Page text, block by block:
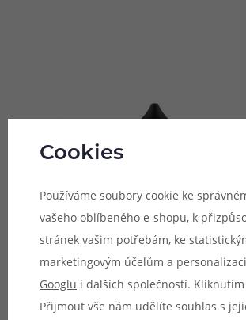
Cookies
Používáme soubory cookie ke
vašeho oblíbeného e-shopu, k
stránek vašim potřebám, ke
marketingovým účelům a
Googlu i dalších společností.
Přijmout vše nám udělíte souhlas s